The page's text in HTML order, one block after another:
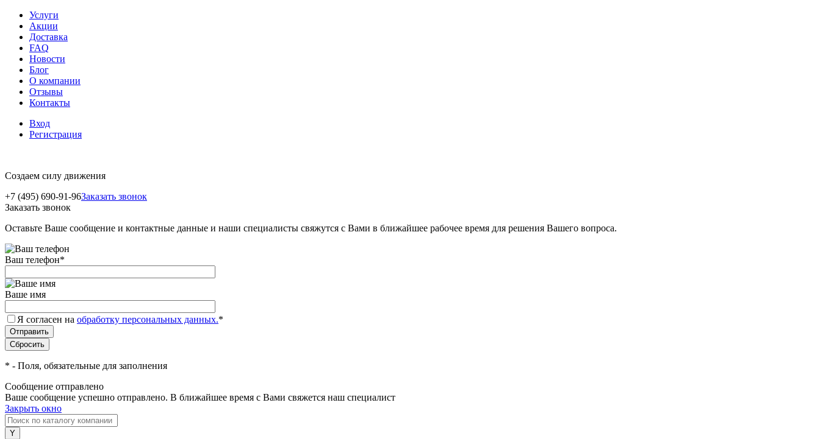
Услуги
Акции
Доставка
FAQ
Новости
Блог
О компании
Отзывы
Контакты
Вход
Регистрация
Создаем силу движения
+7 (495) 690-91-96Заказать звонок
Заказать звонок
Оставьте Ваше сообщение и контактные данные и наши специалисты свяжутся с Вами в ближайшее рабочее время для решения Вашего вопроса.
Ваш телефон*
Ваше имя
Я согласен на обработку персональных данных.*
* - Поля, обязательные для заполнения
Сообщение отправлено
Ваше сообщение успешно отправлено. В ближайшее время с Вами свяжется наш специалист
Закрыть окно